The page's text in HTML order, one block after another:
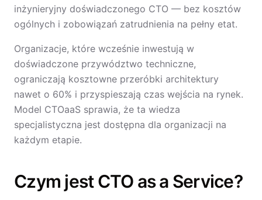
inżynieryjny doświadczonego CTO — bez kosztów
ogólnych i zobowiązań zatrudnienia na pełny etat.
Organizacje, które wcześnie inwestują w
doświadczone przywództwo techniczne,
ograniczają kosztowne przeróbki architektury
nawet o 60% i przyspieszają czas wejścia na rynek.
Model CTOaaS sprawia, że ta wiedza
specjalistyczna jest dostępna dla organizacji na
każdym etapie.
Czym jest CTO as a Service?